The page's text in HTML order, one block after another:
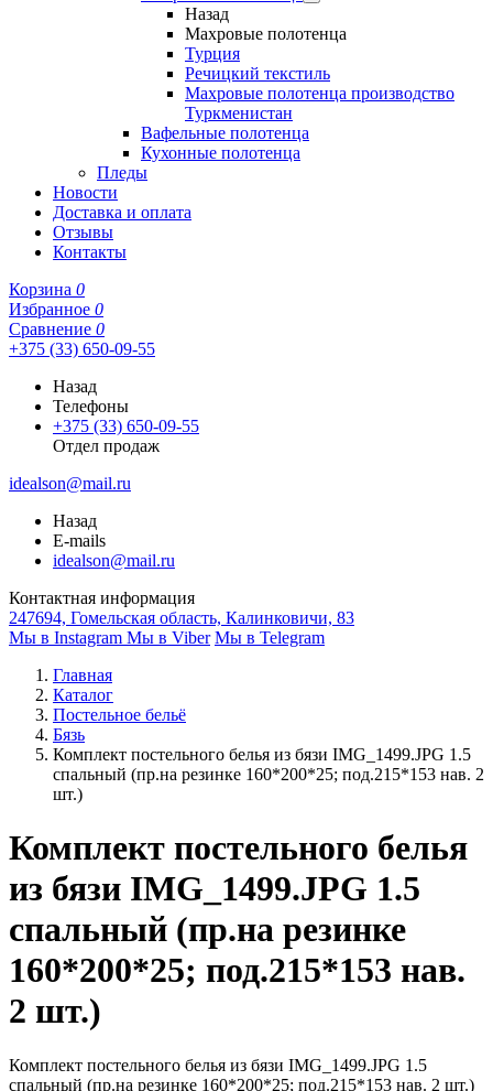
Назад
Махровые полотенца
Турция
Речицкий текстиль
Махровые полотенца производство
Туркменистан
Вафельные полотенца
Кухонные полотенца
Пледы
Новости
Доставка и оплата
Отзывы
Контакты
Корзина 0
Избранное 0
Сравнение 0
+375 (33) 650-09-55
Назад
Телефоны
+375 (33) 650-09-55
Отдел продаж
idealson@mail.ru
Назад
E-mails
idealson@mail.ru
Контактная информация
247694, Гомельская область, Калинковичи, 83
Мы в Instagram Мы в Viber Мы в Telegram
Главная
Каталог
Постельное бельё
Бязь
Комплект постельного белья из бязи IMG_1499.JPG 1.5
спальный (пр.на резинке 160*200*25; под.215*153 нав. 2
шт.)
Комплект постельного белья
из бязи IMG_1499.JPG 1.5
спальный (пр.на резинке
160*200*25; под.215*153 нав.
2 шт.)
Комплект постельного белья из бязи IMG_1499.JPG 1.5
спальный (пр.на резинке 160*200*25; под.215*153 нав. 2 шт.)